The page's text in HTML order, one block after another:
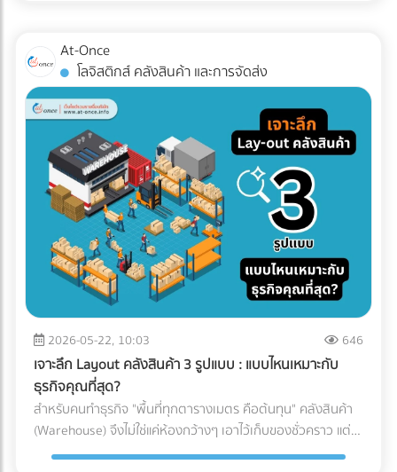
รูปธรรม และผ่านมาตรฐานระดับโลกอย่าง HACCP, GMP หรือ
BRC ได้ง่ายขึ้น ต้องการอัปเกรดเทคโนโลยีตรวจสอบคุณภาพใน
โรงงานอาหาร? ค้นหาตัวแทนจำหน่ายเครื่องจักร และผู้ให้บริการ
ระบบ Inspection Systems ระดับอุตสาหกรรม ที่ At-Once
ปลาย หรือบางครั้งเลือกใช้รถผิดประเภทจนสินค้าเสียหายระหว่าง
ทาง (เช่น โดนฝนสาด หรืออุณหภูมิเปลี่ยน) บทความนี้จะพาคุณ
ไปกางโพย ประเภทรถขนส่ง Logistics เพื่อให้คุณจับคู่สินค้ากับ
ยานพาหนะได้อย่างถูกต้อง คุ้มค่า และตอบโจทย์ธุรกิจมากที่สุด
ทำไมฝ่ายจัดซื้อต้องซีเรียสเรื่อง "ประเภทรถขนส่ง"? การตัดสินใจ
เลือกรถขนส่งมีผลโดยตรงต่อกำไร (Profit Margin) ของบริษัท
เพราะรถแต่ละประเภทมีข้อจำกัดทางกฎหมายและลักษณะทาง
กายภาพที่ต่างกัน: กฎหมายน้ำหนักบรรทุก: รถแต่ละคันถูกจำกัด
น้ำหนักไม่ให้เกินมาตรฐาน หากฝ่าฝืน บริษัทของคุณอาจโดนค่า
ปรับมหาศาลและเสียประวัติ ข้อจำกัดเรื่องเวลาและเส้นทาง: รถ
บรรทุกขนาดใหญ่ (ตั้งแต่ 6 ล้อขึ้นไป) จะติดช่วงเวลาห้ามวิ่งใน
เขตกรุงเทพฯ และปริมณฑล หากสินค้าคุณต้องส่งด่วน การเลือก
รถผิดอาจทำให้ผิดนัดลูกค้าได้ เปิดโพย 5 ประเภทรถขนส่งยอด
ฮิต: สินค้าแบบไหน ใช้รถอะไร? เพื่อให้เห็นภาพชัดเจน เราขอแบ่ง
ประเภทรถที่ใช้บ่อยในวงการโลจิสติกส์ออกเป็น 5 ประเภทหลัก
ดังนี้: 1. รถกระบะตอนเดียว (ตู้ทึบ / คอก) ราชาแห่งความคล่อง
ตัว วิ่งได้ตลอด 24 ชั่วโมง โดยไม่มีข้อจำกัดด้านเวลา เเละบรรทุก
น้ำหนักได้ประมาณ 1-2 ตัน (ขึ้นอยู่กับโครงสร้างและการดัดแปลง
ของรถ ) ตู้ทึบ: เหมาะกับสินค้าที่ต้องการการปกป้องจากแดด ฝน
และฝุ่นละออง 100% คอกเหล็ก: เหมาะกับสินค้าที่รูปทรงไม่
At-Once
โลจิสติกส์ คลังสินค้า และการจัดส่ง
2026-05-22, 10:03 646
เจาะลึก Layout คลังสินค้า 3 รูปแบบ : แบบไหนเหมาะกับ
ธุรกิจคุณที่สุด?
สำหรับคนทำธุรกิจ "พื้นที่ทุกตารางเมตร คือต้นทุน" คลังสินค้า
(Warehouse) จึงไม่ใช่แค่ห้องกว้างๆ เอาไว้เก็บของชั่วคราว แต่
เป็นหัวใจสำคัญของระบบ Supply Chain พอๆกับการจัดการคลัง